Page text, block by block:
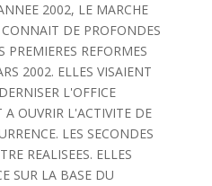
2002, LE MARCHE
DE PROFONDES
REFORMES
2002. ELLES VISAIENT
L'OFFICE
A OUVRIR L'ACTIVITE DE
LES SECONDES
REALISEES. ELLES
SUR LA BASE DU